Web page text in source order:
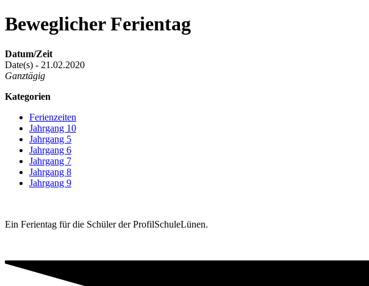
Beweglicher Ferientag
Datum/Zeit
Date(s) - 21.02.2020
Ganztägig
Kategorien
Ferienzeiten
Jahrgang 10
Jahrgang 5
Jahrgang 6
Jahrgang 7
Jahrgang 8
Jahrgang 9
Ein Ferientag für die Schüler der ProfilSchuleLünen.